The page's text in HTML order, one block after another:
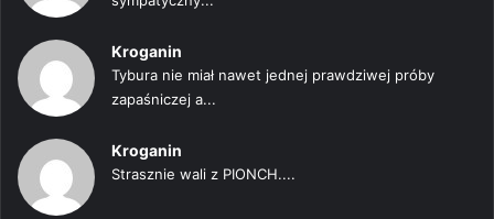
Kroganin
Tybura nie miał nawet jednej prawdziwej próby
zapaśniczej a...
Kroganin
Strasznie wali z PIONCH....